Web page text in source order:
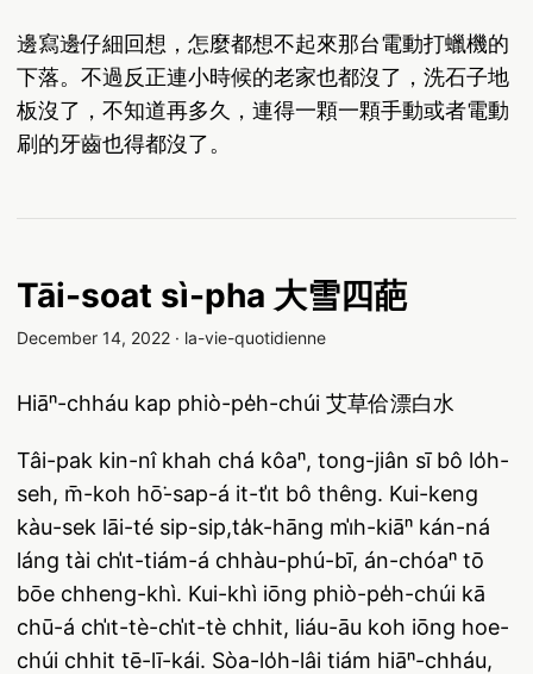
邊寫邊仔細回想，怎麼都想不起來那台電動打蠟機的
下落。不過反正連小時候的老家也都沒了，洗石子地
板沒了，不知道再多久，連得一顆一顆手動或者電動
刷的牙齒也得都沒了。
Tāi-soat sì-pha 大雪四葩
December 14, 2022 · la-vie-quotidienne
Hiāⁿ-chháu kap phiò-pe̍h-chúi 艾草佮漂白水
Tâi-pak kin-nî khah chá kôaⁿ, tong-jiân sī bô lo̍h-
seh, m̄-koh hō͘-sap-á it-ti̍t bô thêng. Kui-keng
kàu-sek lāi-té sip-sip,ta̍k-hāng mi̍h-kiāⁿ kán-ná
láng tài chi̍t-tiám-á chhàu-phú-bī, án-chóaⁿ tō
bōe chheng-khì. Kui-khì iōng phiò-pe̍h-chúi kā
chū-á chi̍t-tè-chi̍t-tè chhit, liáu-āu koh iōng hoe-
chúi chhit tē-lī-kái. Sòa-lo̍h-lâi tiám hiāⁿ-chháu,